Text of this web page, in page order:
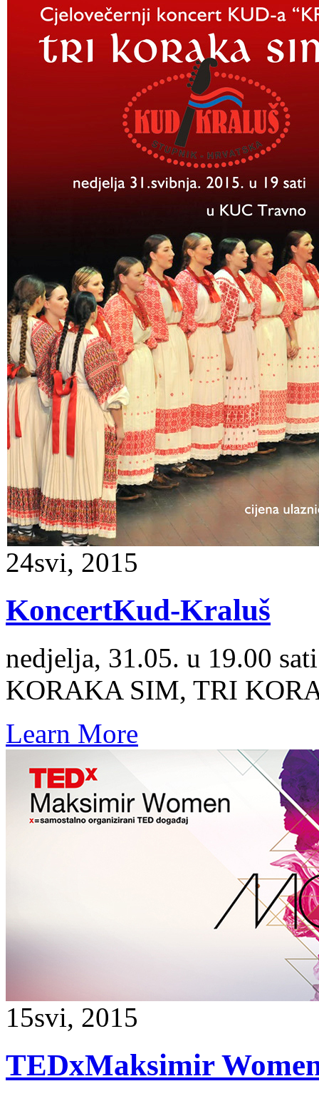
24svi, 2015
KoncertKud-Kraluš
nedjelja, 31.05. u 19.00
KORAKA SIM, TRI
Learn More
15svi, 2015
TEDxMaksimir